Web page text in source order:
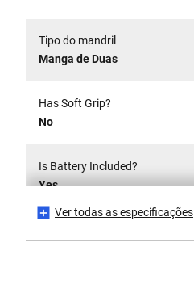
Tipo do mandril
Manga de Duas
Has Soft Grip?
No
Is Battery Included?
Yes
Ver todas as especificações